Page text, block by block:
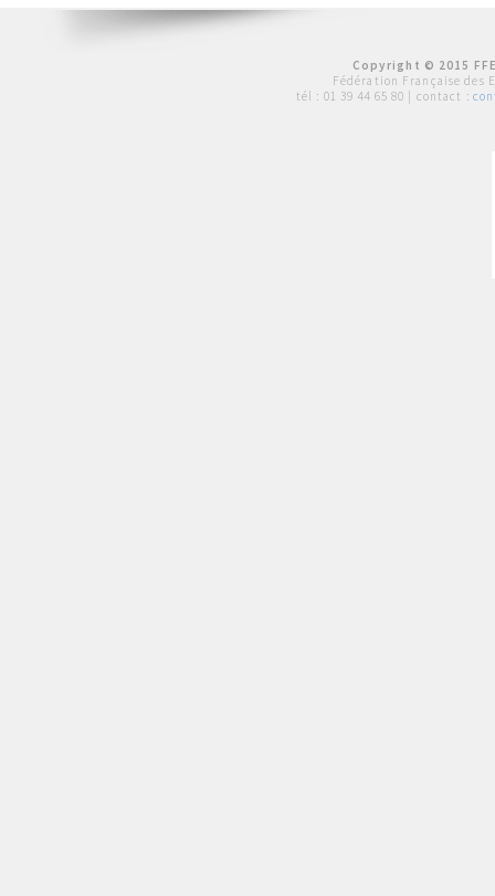
Copyright © 2015
Fédération Française des
tél : 01 39 44 65 80 | contact :